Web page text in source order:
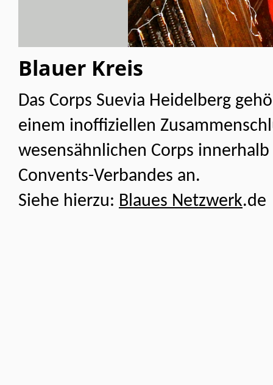
Blauer Kreis
Das Corps Suevia Heidelberg
einem inoffiziellen
wesensähnlichen Corps
Convents-Verbandes an.
Siehe hierzu: Blaues Netzwerk.de